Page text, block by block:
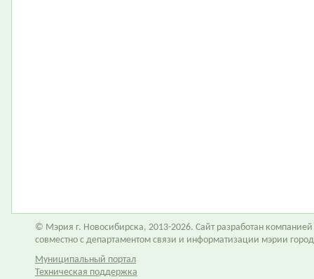
© Мэрия г. Новосибирска, 2013-2026. Сайт разработан компанией
совместно с департаментом связи и информатизации мэрии
Муниципальный портал
Техническая поддержка